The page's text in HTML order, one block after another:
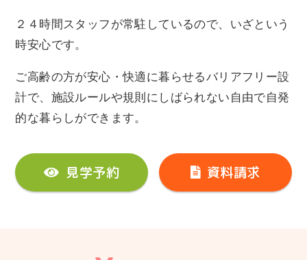
２４時間スタッフが常駐しているので、いざという
時安心です。
ご高齢の方が安心・快適に暮らせるバリアフリー設
計で、施設ルールや規則にしばられない自由で自発
的な暮らしができます。
見学予約 資料請求